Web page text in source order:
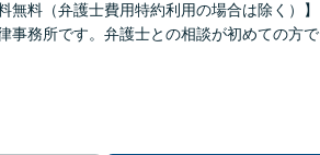
無料（弁護士費用特約利用の場合は除く）
事務所です。弁護士との相談が初めての方